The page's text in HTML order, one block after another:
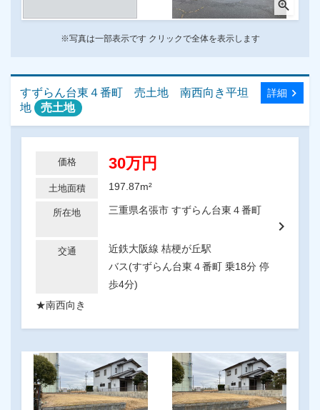
zoom_in
※写真は一部表示です クリックで全体を表示します
すずらん台東４番町 売土地 南西向き平坦
地
売土地
詳細 chevron_right
chevron_right
価格 30万円
土地面積 197.87m²
所在地 三重県名張市 すずらん台東４番町
交通
近鉄大阪線 桔梗が丘駅
バス(すずらん台東４番町 乗18分 停
歩4分)
★南西向き